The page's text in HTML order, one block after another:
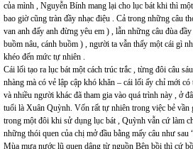
của mình , Nguyễn Bính mang lại cho lục bát khi thì
bao giờ cũng tràn đầy nhạc điệu . Cả trong những câu
van anh đấy anh đừng yêu em ) , lẫn những câu đùa
buồm nâu, cánh buồm ) , người ta vẫn thấy một cái gì
khéo đến mức tự nhiên .
Cái lối tạo ra lục bát một cách trúc trắc , từng đôi câu
nhàng mà có vẻ lập cập khó khăn – cái lối ấy chỉ mới
và nhiều người khác đã tham gia vào quá trình này , ở
tuổi là Xuân Quỳnh. Vốn rất tự nhiên trong việc bẻ vần
trong một đôi khi sử dụng lục bát , Quỳnh vẫn cứ làm
những thói quen của chị mở đầu bằng mấy câu như
Mùa mưa nước lũ quen dâng từ nguồn Bên bồi thì cứ